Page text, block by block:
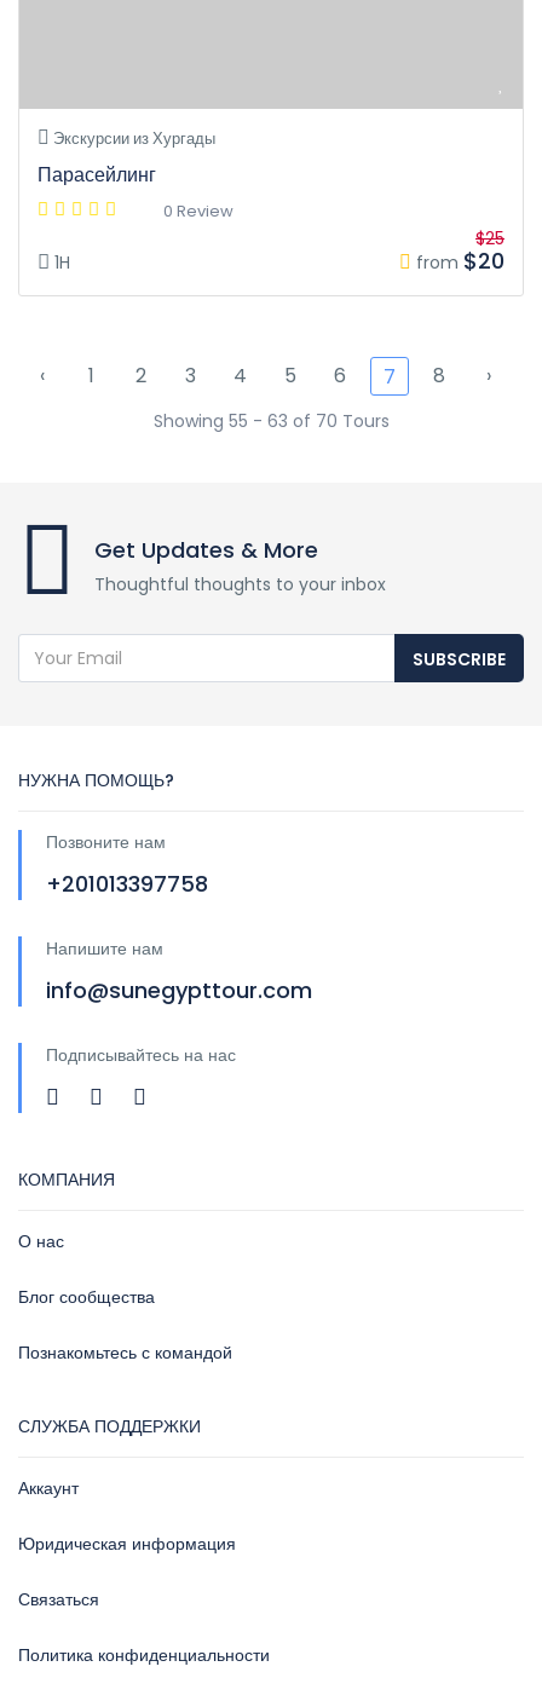
Экскурсии из Хургады
Парасейлинг
0 Review
1H from
$25
$20
‹ 1 2 3 4 5 6 7 8 ›
Showing 55 - 63 of 70 Tours
Get Updates & More
Thoughtful thoughts to your inbox
SUBSCRIBE
НУЖНА ПОМОЩЬ?
Позвоните нам
+201013397758
Напишите нам
info@sunegypttour.com
Подписывайтесь на нас
КОМПАНИЯ
О нас
Блог сообщества
Познакомьтесь с командой
СЛУЖБА ПОДДЕРЖКИ
Аккаунт
Юридическая информация
Связаться
Политика конфиденциальности